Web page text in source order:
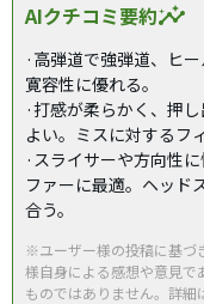
AIクチコミ要約insights
·高弾道で強弾道、ヒ
寛容性に優れる。
·打感が柔らかく、押
よい。ミスに対するフ
·スライサーや方向性
ファーに最適。ヘッド
合う。
※ユーザー様の投稿に基づ
様自身による感想や意見で
ものではありません。詳細